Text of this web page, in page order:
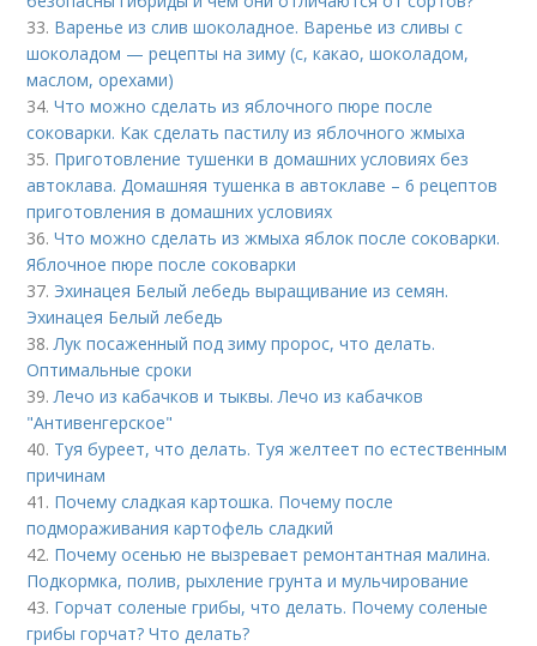
33. Варенье из слив шоколадное. Варенье из сливы с
шоколадом — рецепты на зиму (с, какао, шоколадом,
маслом, орехами)
34.Что можно сделать из яблочного пюре после
соковарки. Как сделать пастилу из яблочного жмыха
35. Приготовление тушенки в домашних условиях без
автоклава. Домашняя тушенка в автоклаве – 6 рецептов
приготовления в домашних условиях
36.Что можно сделать из жмыха яблок после соковарки.
Яблочное пюре после соковарки
37. Эхинацея Белый лебедь выращивание из семян.
Эхинацея Белый лебедь
38. Лук посаженный под зиму пророс, что делать.
Оптимальные сроки
39. Лечо из кабачков и тыквы. Лечо из кабачков
"Антивенгерское"
40. Туя буреет, что делать. Туя желтеет по естественным
причинам
41. Почему сладкая картошка. Почему после
подмораживания картофель сладкий
42. Почему осенью не вызревает ремонтантная малина.
Подкормка, полив, рыхление грунта и мульчирование
43. Горчат соленые грибы, что делать. Почему соленые
грибы горчат? Что делать?